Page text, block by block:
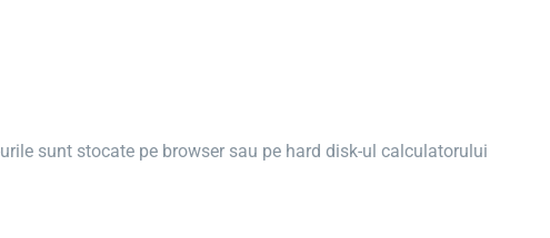
sunt stocate pe browser sau pe hard disk-ul calculatorului